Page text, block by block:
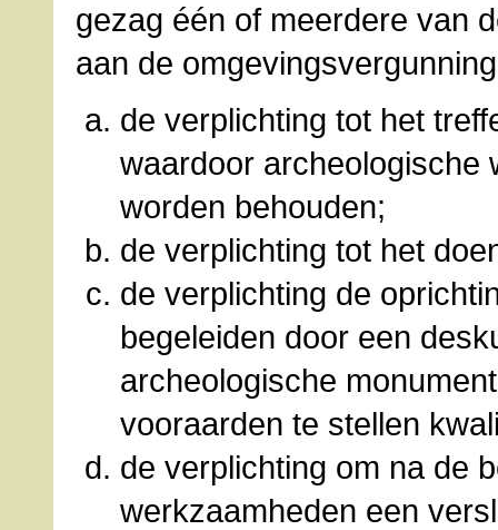
gezag één of meerdere van
aan de
de verplichting tot het
waardoor archeologische
worden behouden;
de verplichting tot het
de verplichting de
begeleiden door een
archeologische
vooraarden te stellen
de verplichting om na de
werkzaamheden een